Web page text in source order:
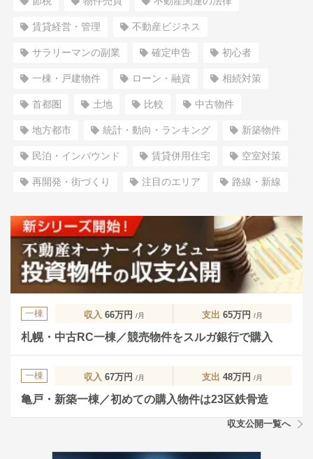
賃貸経営・管理 不動産ビジネス
サラリーマンの副業 確定申告 初心者
一棟・戸建物件 ローン・融資 相続対策
首都圏 土地 比較 中古物件
地方都市 統計・動向・ランキング 新築物件
民泊・インバウンド 賃貸併用住宅 空室対策
再開発・街づくり 注目のエリア 路線・新線
一棟 収入 66万円 /月 支出 65万円 /月
札幌・中古RC一棟／競売物件をスルガ銀行で購入
一棟 収入 67万円 /月 支出 48万円 /月
亀戸・新築一棟／初めての購入物件は23区鉄骨造
収支公開一覧へ